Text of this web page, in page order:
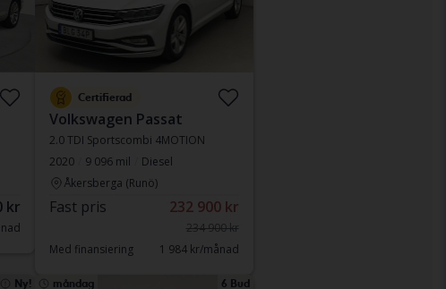
kr
Certifierad
Volkswagen Passat
2.0 TDI Sportscombi 4MOTION
2020
9 096 mil
Diesel
Åkersberga (Runö)
Fast pris 232 900 kr
234 900 kr
Med finansiering
1 984 kr/månad
Ny! måndag 6 Bud